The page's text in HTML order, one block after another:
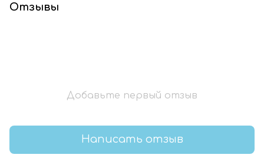
Отзывы
Добавьте первый отзыв
Написать отзыв